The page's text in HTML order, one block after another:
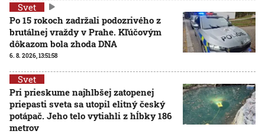
Svet
Po 15 rokoch zadržali podozrivého z
brutálnej vraždy v Prahe. Kľúčovým
dôkazom bola zhoda DNA
6. 8. 2026, 13:51:58
Svet
Pri prieskume najhlbšej zatopenej
priepasti sveta sa utopil elitný český
potápač. Jeho telo vytiahli z hĺbky 186
metrov